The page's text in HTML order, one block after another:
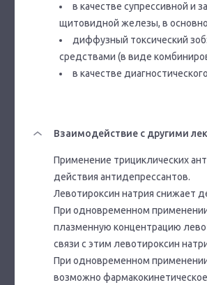
в качестве супрессивной и
щитовидной железы, в
диффузный токсический
средствами (в виде
в качестве
Взаимодействие с другими
Применение трициклических
действия антидепрессантов.
Левотироксин натрия снижает
При одновременном
плазменную концентрацию
связи с этим левотироксин
При одновременном
возможно